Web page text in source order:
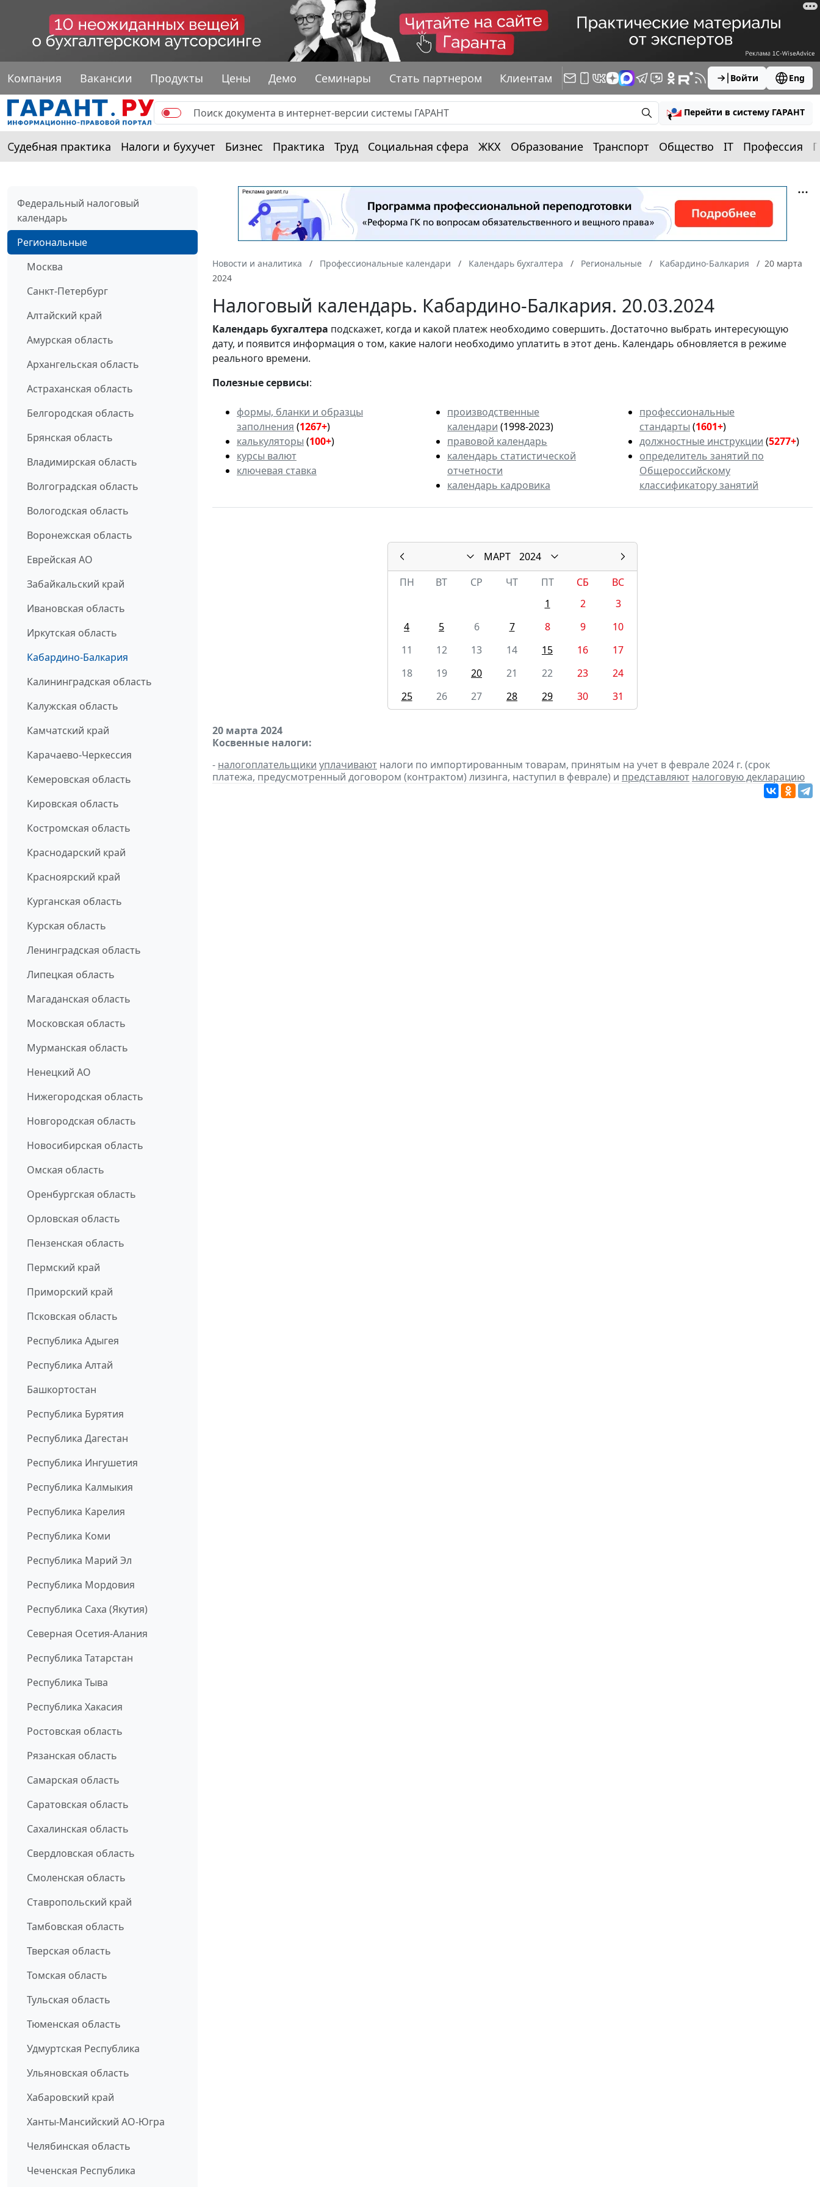
Компания Вакансии Продукты Цены Демо Семинары Стать партнером Клиентам Войти Eng
Перейти в систему ГАРАНТ
Судебная практика Налоги и бухучет Бизнес Практика Труд Социальная сфера ЖКХ Образование Транспорт Общество IT Профессия
Федеральный налоговый
календарь
Региональные
Москва
Санкт-Петербург
Алтайский край
Амурская область
Архангельская область
Астраханская область
Белгородская область
Брянская область
Владимирская область
Волгоградская область
Вологодская область
Воронежская область
Еврейская АО
Забайкальский край
Ивановская область
Иркутская область
Кабардино-Балкария
Калининградская область
Калужская область
Камчатский край
Карачаево-Черкессия
Кемеровская область
Кировская область
Костромская область
Краснодарский край
Красноярский край
Курганская область
Курская область
Ленинградская область
Липецкая область
Магаданская область
Московская область
Мурманская область
Ненецкий АО
Нижегородская область
Новгородская область
Новосибирская область
Омская область
Оренбургская область
Орловская область
Пензенская область
Пермский край
Приморский край
Псковская область
Республика Адыгея
Республика Алтай
Башкортостан
Республика Бурятия
Республика Дагестан
Республика Ингушетия
Республика Калмыкия
Республика Карелия
Республика Коми
Республика Марий Эл
Республика Мордовия
Республика Саха (Якутия)
Северная Осетия-Алания
Республика Татарстан
Республика Тыва
Республика Хакасия
Ростовская область
Рязанская область
Самарская область
Саратовская область
Сахалинская область
Свердловская область
Смоленская область
Ставропольский край
Тамбовская область
Тверская область
Томская область
Тульская область
Тюменская область
Удмуртская Республика
Ульяновская область
Хабаровский край
Ханты-Мансийский АО-Югра
Челябинская область
Чеченская Республика
Новости и аналитика Профессиональные календари Календарь бухгалтера Региональные Кабардино-Балкария
20 марта
2024
Налоговый календарь. Кабардино-Балкария. 20.03.2024
Календарьбухгалтера подскажет, когда и какой платеж необходимо совершить. Достаточно выбрать интересующую
дату, и появится информация о том, какие налоги необходимо уплатить в этот день. Календарь обновляется в режиме
реального времени.
Полезные сервисы:
формы, бланки и образцы
заполнения (1267+)
калькуляторы (100+)
курсы валют
ключевая ставка
производственные
календари (1998-2023)
правовой календарь
календарь статистической
отчетности
календарь кадровика
профессиональные
стандарты (1601+)
должностные инструкции (5277+)
определитель занятий по
Общероссийскому
классификатору занятий
МАРТ
2024
ПН
ВТ СР ЧТ ПТ СБ
ВС
1
2
3
4
5 6 7 8 9
10
11
12 13 14 15 16
17
18
19 20 21 22 23
24
25
26 27 28 29 30 31
20 марта 2024
Косвенные налоги:
- налогоплательщики уплачивают налоги по импортированным товарам, принятым на учет в феврале 2024 г. (срок
платежа, предусмотренный договором (контрактом) лизинга, наступил в феврале) и представляют налоговую декларацию